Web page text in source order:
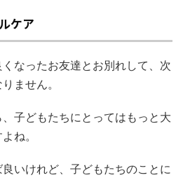
ケア
なったお友達とお別れして、次
ません。
子どもたちにとってはもっと大
ね。
いけれど、子どもたちのことに